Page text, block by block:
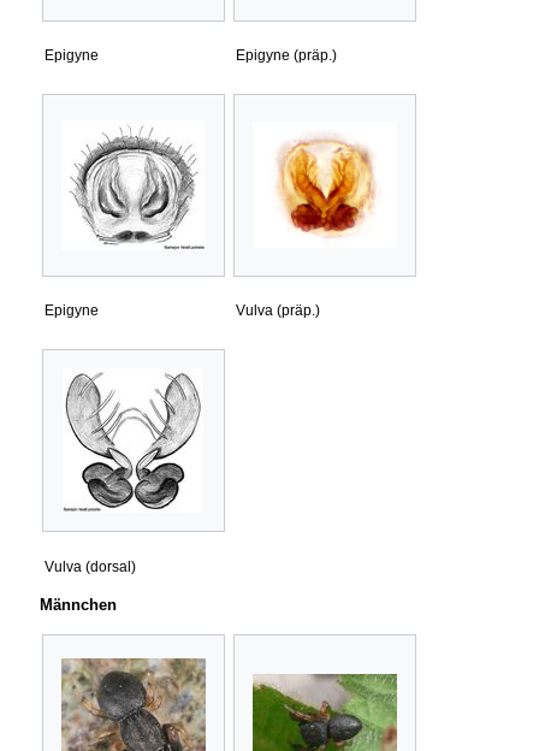
Epigyne Epigyne (präp.)
Epigyne Vulva (präp.)
Vulva (dorsal)
Männchen